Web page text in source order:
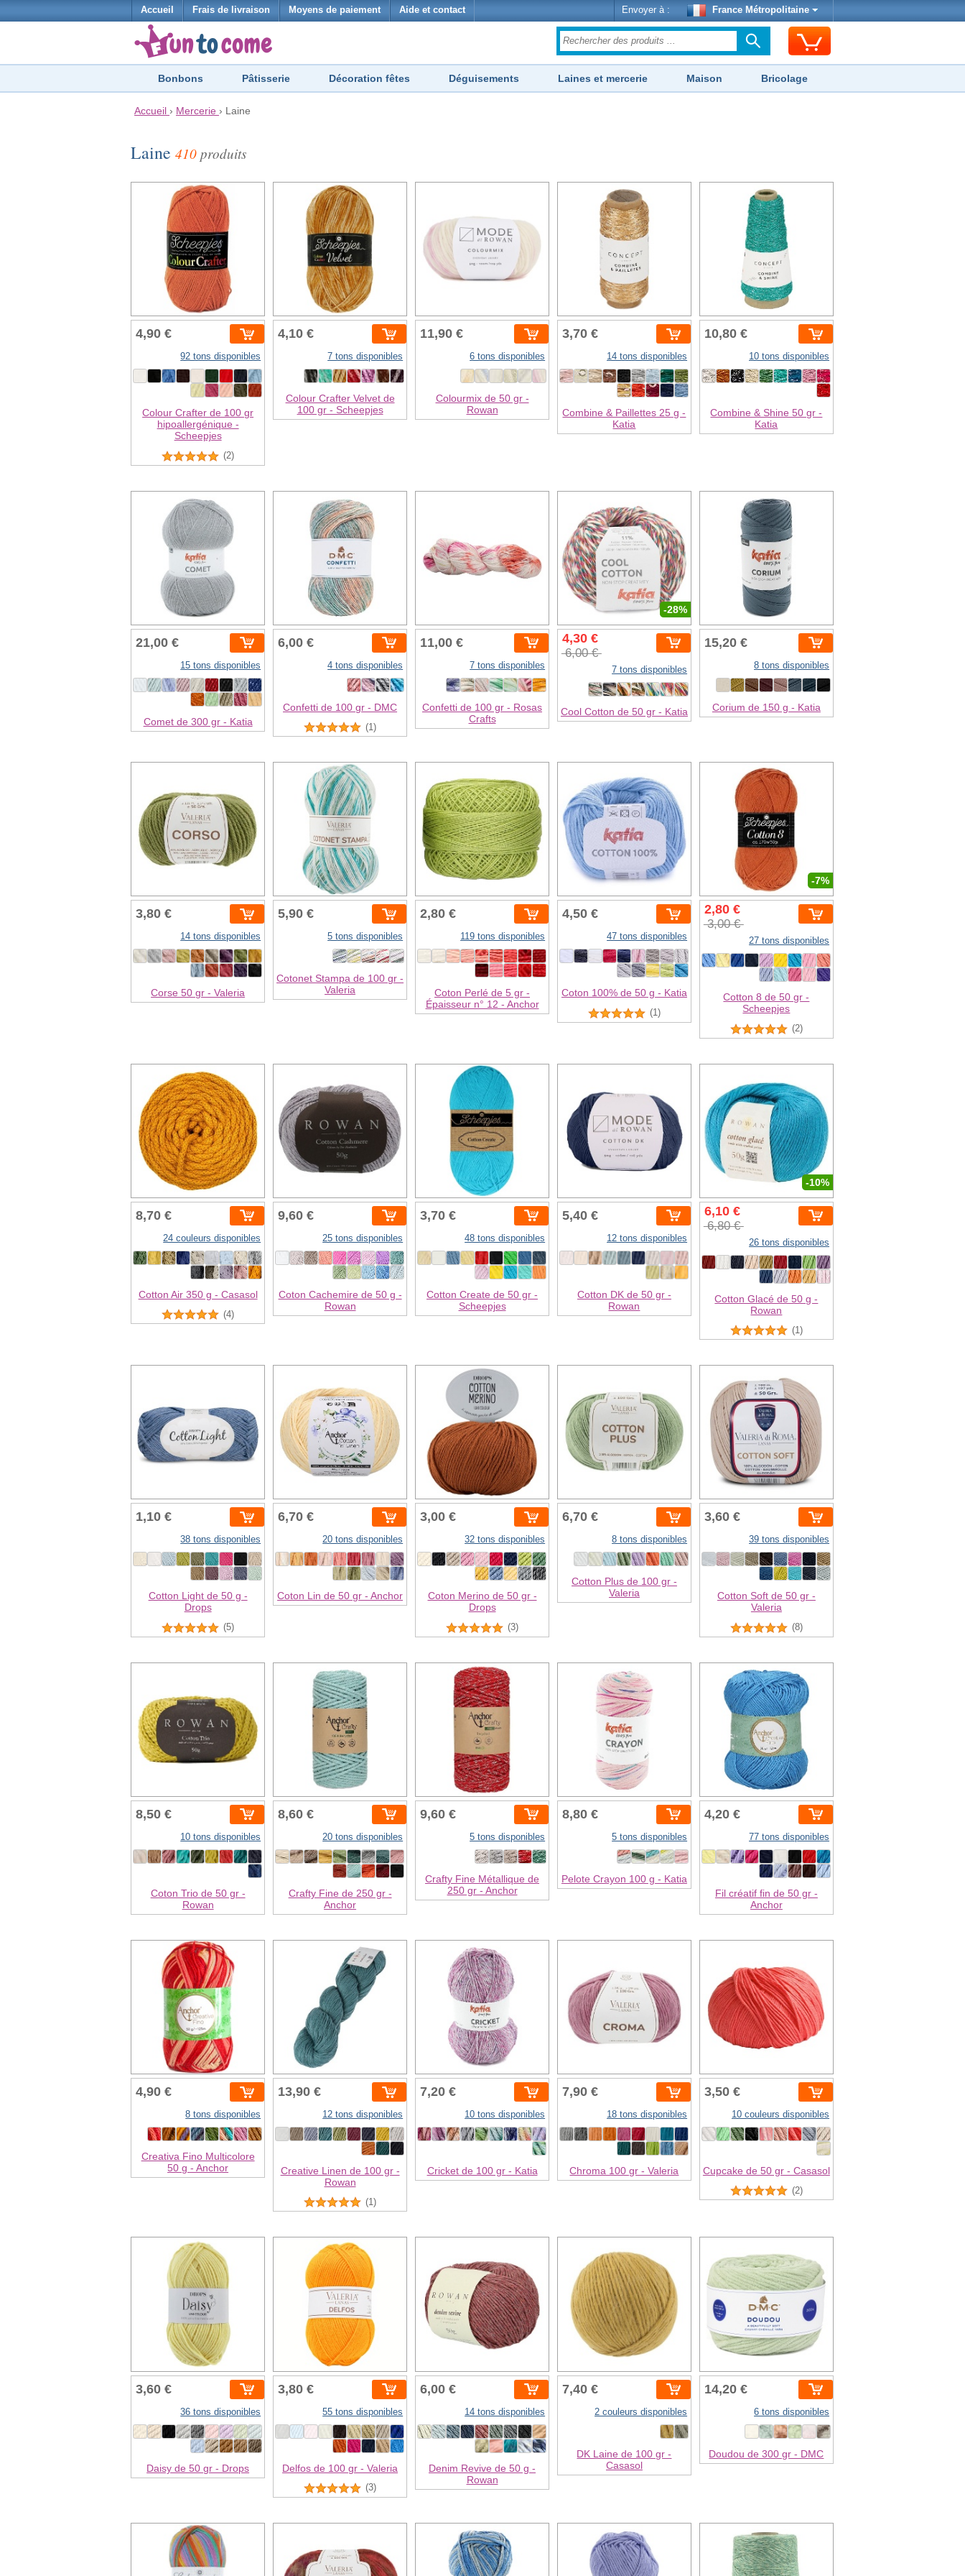
Accueil Frais de livraison Moyens de paiement Aide et contact Envoyer à : France Métropolitaine
Bonbons Pâtisserie Décoration fêtes Déguisements Laines et mercerie Maison Bricolage
Accueil › Mercerie › Laine
Laine 410 produits
4,90 €
92 tons disponibles
Colour Crafter de 100 gr
hipoallergénique -
Scheepjes
(2)
4,10 €
7 tons disponibles
Colour Crafter Velvet de
100 gr - Scheepjes
11,90 €
6 tons disponibles
Colourmix de 50 gr -
Rowan
3,70 €
14 tons disponibles
Combine & Paillettes 25 g -
Katia
10,80 €
10 tons disponibles
Combine & Shine 50 gr -
Katia
21,00 €
15 tons disponibles
Comet de 300 gr - Katia
6,00 €
4 tons disponibles
Confetti de 100 gr - DMC
(1)
11,00 €
7 tons disponibles
Confetti de 100 gr - Rosas
Crafts
-28%
4,30 €
6,00 €
7 tons disponibles
Cool Cotton de 50 gr - Katia
15,20 €
8 tons disponibles
Corium de 150 g - Katia
3,80 €
14 tons disponibles
Corse 50 gr - Valeria
5,90 €
5 tons disponibles
Cotonet Stampa de 100 gr -
Valeria
2,80 €
119 tons disponibles
Coton Perlé de 5 gr -
Épaisseur n° 12 - Anchor
4,50 €
47 tons disponibles
Coton 100% de 50 g - Katia
(1)
-7%
2,80 €
3,00 €
27 tons disponibles
Cotton 8 de 50 gr -
Scheepjes
(2)
8,70 €
24 couleurs disponibles
Cotton Air 350 g - Casasol
(4)
9,60 €
25 tons disponibles
Coton Cachemire de 50 g -
Rowan
3,70 €
48 tons disponibles
Cotton Create de 50 gr -
Scheepjes
5,40 €
12 tons disponibles
Cotton DK de 50 gr -
Rowan
-10%
6,10 €
6,80 €
26 tons disponibles
Cotton Glacé de 50 g -
Rowan
(1)
1,10 €
38 tons disponibles
Cotton Light de 50 g -
Drops
(5)
6,70 €
20 tons disponibles
Coton Lin de 50 gr - Anchor
3,00 €
32 tons disponibles
Coton Merino de 50 gr -
Drops
(3)
6,70 €
8 tons disponibles
Cotton Plus de 100 gr -
Valeria
3,60 €
39 tons disponibles
Cotton Soft de 50 gr -
Valeria
(8)
8,50 €
10 tons disponibles
Coton Trio de 50 gr -
Rowan
8,60 €
20 tons disponibles
Crafty Fine de 250 gr -
Anchor
9,60 €
5 tons disponibles
Crafty Fine Métallique de
250 gr - Anchor
8,80 €
5 tons disponibles
Pelote Crayon 100 g - Katia
4,20 €
77 tons disponibles
Fil créatif fin de 50 gr -
Anchor
4,90 €
8 tons disponibles
Creativa Fino Multicolore
50 g - Anchor
13,90 €
12 tons disponibles
Creative Linen de 100 gr -
Rowan
(1)
7,20 €
10 tons disponibles
Cricket de 100 gr - Katia
7,90 €
18 tons disponibles
Chroma 100 gr - Valeria
3,50 €
10 couleurs disponibles
Cupcake de 50 gr - Casasol
(2)
3,60 €
36 tons disponibles
Daisy de 50 gr - Drops
3,80 €
55 tons disponibles
Delfos de 100 gr - Valeria
(3)
6,00 €
14 tons disponibles
Denim Revive de 50 g -
Rowan
7,40 €
2 couleurs disponibles
DK Laine de 100 gr -
Casasol
14,20 €
6 tons disponibles
Doudou de 300 gr - DMC